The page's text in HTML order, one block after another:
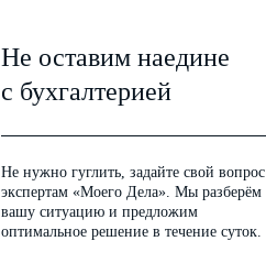
Не оставим наедине
с бухгалтерией
Не нужно гуглить, задайте свой вопрос
экспертам «Моего Дела». Мы разберём
вашу ситуацию и предложим
оптимальное решение в течение суток.